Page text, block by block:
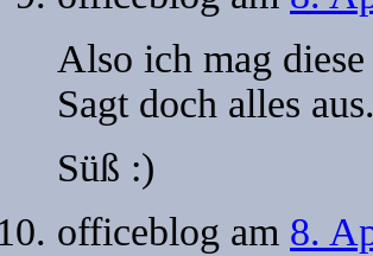
Also ich mag diese
Sagt doch alles aus.
Süß :)
officeblog am 8.